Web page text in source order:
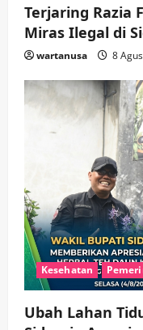
Terjaring Razia
Miras Ilegal di
wartanusa 8
Kesehatan
Ubah Lahan